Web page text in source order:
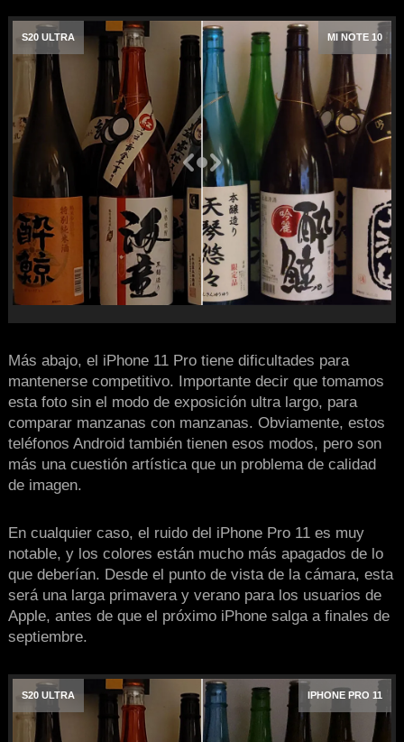
S20 ULTRA MI NOTE 10
Más abajo, el iPhone 11 Pro tiene dificultades para
mantenerse competitivo. Importante decir que tomamos
esta foto sin el modo de exposición ultra largo, para
comparar manzanas con manzanas. Obviamente, estos
teléfonos Android también tienen esos modos, pero son
más una cuestión artística que un problema de calidad
de imagen.
En cualquier caso, el ruido del iPhone Pro 11 es muy
notable, y los colores están mucho más apagados de lo
que deberían. Desde el punto de vista de la cámara, esta
será una larga primavera y verano para los usuarios de
Apple, antes de que el próximo iPhone salga a finales de
septiembre.
S20 ULTRA IPHONE PRO 11